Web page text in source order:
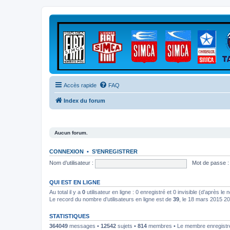
Accès rapide FAQ
Index du forum
Aucun forum.
CONNEXION • S’ENREGISTRER
Nom d’utilisateur :
Mot de passe :
QUI EST EN LIGNE
Au total il y a 0 utilisateur en ligne : 0 enregistré et 0 invisible (d’après le
Le record du nombre d’utilisateurs en ligne est de 39 , le 18 mars 2015
STATISTIQUES
364049 messages • 12542 sujets • 814 membres • Le membre